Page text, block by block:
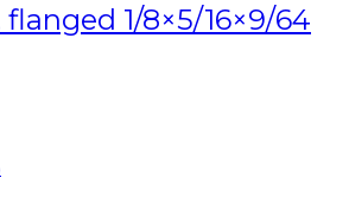
1/8×5/16×9/64